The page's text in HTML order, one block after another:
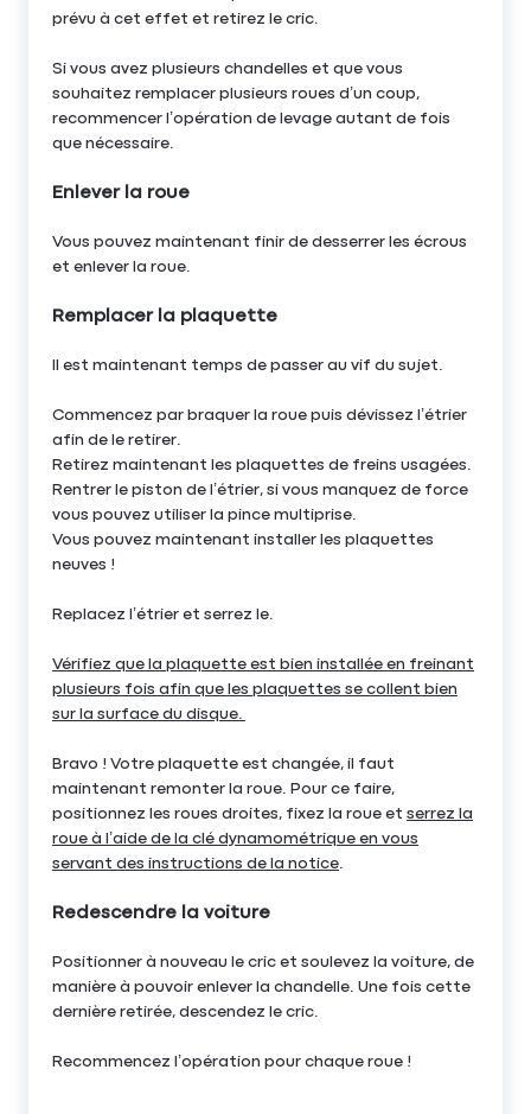
prévu à cet effet et retirez le cric.
Si vous avez plusieurs chandelles et que vous
souhaitez remplacer plusieurs roues d’un coup,
recommencer l’opération de levage autant de fois
que nécessaire.
Enlever la roue
Vous pouvez maintenant finir de desserrer les écrous
et enlever la roue.
Remplacer la plaquette
Il est maintenant temps de passer au vif du sujet.
Commencez par braquer la roue puis dévissez l’étrier
afin de le retirer.
Retirez maintenant les plaquettes de freins usagées.
Rentrer le piston de l’étrier, si vous manquez de force
vous pouvez utiliser la pince multiprise.
Vous pouvez maintenant installer les plaquettes
neuves !
Replacez l’étrier et serrez le.
Vérifiez que la plaquette est bien installée en freinant
plusieurs fois afin que les plaquettes se collent bien
sur la surface du disque.
Bravo ! Votre plaquette est changée, il faut
maintenant remonter la roue. Pour ce faire,
positionnez les roues droites, fixez la roue et serrez la
roue à l’aide de la clé dynamométrique en vous
servant des instructions de la notice.
Redescendre la voiture
Positionner à nouveau le cric et soulevez la voiture, de
manière à pouvoir enlever la chandelle. Une fois cette
dernière retirée, descendez le cric.
Recommencez l’opération pour chaque roue !